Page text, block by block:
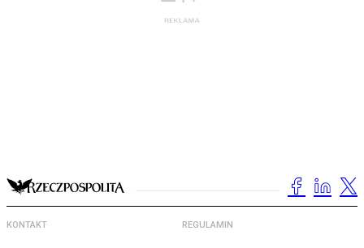
KONTAKT REGULAMIN